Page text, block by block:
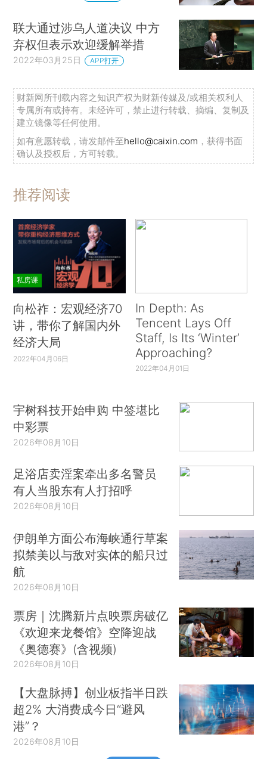
联大通过涉乌人道决议 中方
弃权但表示欢迎缓解举措
2022年03月25日 APP打开
财新网所刊载内容之知识产权为财新传媒及/或相关权利人
专属所有或持有。未经许可，禁止进行转载、摘编、复制及
建立镜像等任何使用。
如有意愿转载，请发邮件至hello@caixin.com ，获得书面
确认及授权后，方可转载。
推荐阅读
私房课
向松祚：宏观经济70
讲，带你了解国内外
经济大局
2022年04月06日
In Depth: As
Tencent Lays Off
Staff, Is Its ‘Winter’
Approaching?
2022年04月01日
宇树科技开始申购 中签堪比
中彩票
2026年08月10日
足浴店卖淫案牵出多名警员
有人当股东有人打招呼
2026年08月10日
伊朗单方面公布海峡通行草案
拟禁美以与敌对实体的船只过
航
2026年08月10日
票房｜沈腾新片点映票房破亿
《欢迎来龙餐馆》空降迎战
《奥德赛》(含视频)
2026年08月10日
【大盘脉搏】创业板指半日跌
超2% 大消费成今日“避风
港”？
2026年08月10日